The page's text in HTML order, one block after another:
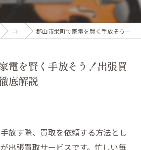
コラム 郡山市栄町で家電を賢く手放そう！出張買取サービスを徹底解説
電を賢く手放そう！出張買
底解説
放す際、買取を依頼する方法とし
出張買取サービスです。忙しい毎